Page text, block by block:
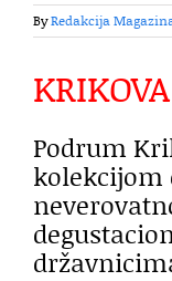
ByRedakcija
Podrum
kolekcijom